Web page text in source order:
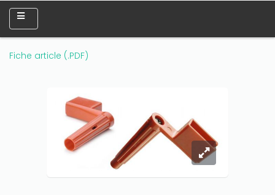
Fiche article (.PDF)